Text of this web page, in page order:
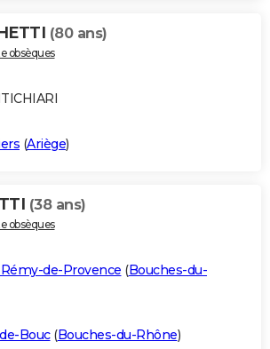
(80 ans)
obsèques
(Ariège)
(38 ans)
obsèques
de-Provence (Bouches-du-
Bouc(Bouches-du-Rhône)